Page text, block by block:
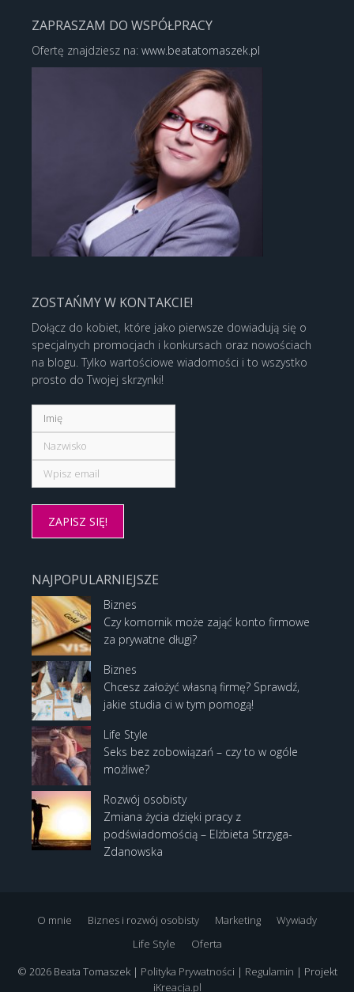
ZAPRASZAM DO WSPÓŁPRACY
Ofertę znajdziesz na: www.beatatomaszek.pl
ZOSTAŃMY W KONTAKCIE!
Dołącz do kobiet, które jako pierwsze dowiadują się o
specjalnych promocjach i konkursach oraz nowościach
na blogu. Tylko wartościowe wiadomości i to wszystko
prosto do Twojej skrzynki!
NAJPOPULARNIEJSZE
Biznes
Czy komornik może zająć konto firmowe
za prywatne długi?
Biznes
Chcesz założyć własną firmę? Sprawdź,
jakie studia ci w tym pomogą!
Life Style
Seks bez zobowiązań – czy to w ogóle
możliwe?
Rozwój osobisty
Zmiana życia dzięki pracy z
podświadomością – Elżbieta Strzyga-
Zdanowska
O mnie Biznes i rozwój osobisty Marketing
Wywiady
Life Style
Oferta
© 2026 Beata Tomaszek | Polityka Prywatności | Regulamin | Projekt
iKreacja.pl